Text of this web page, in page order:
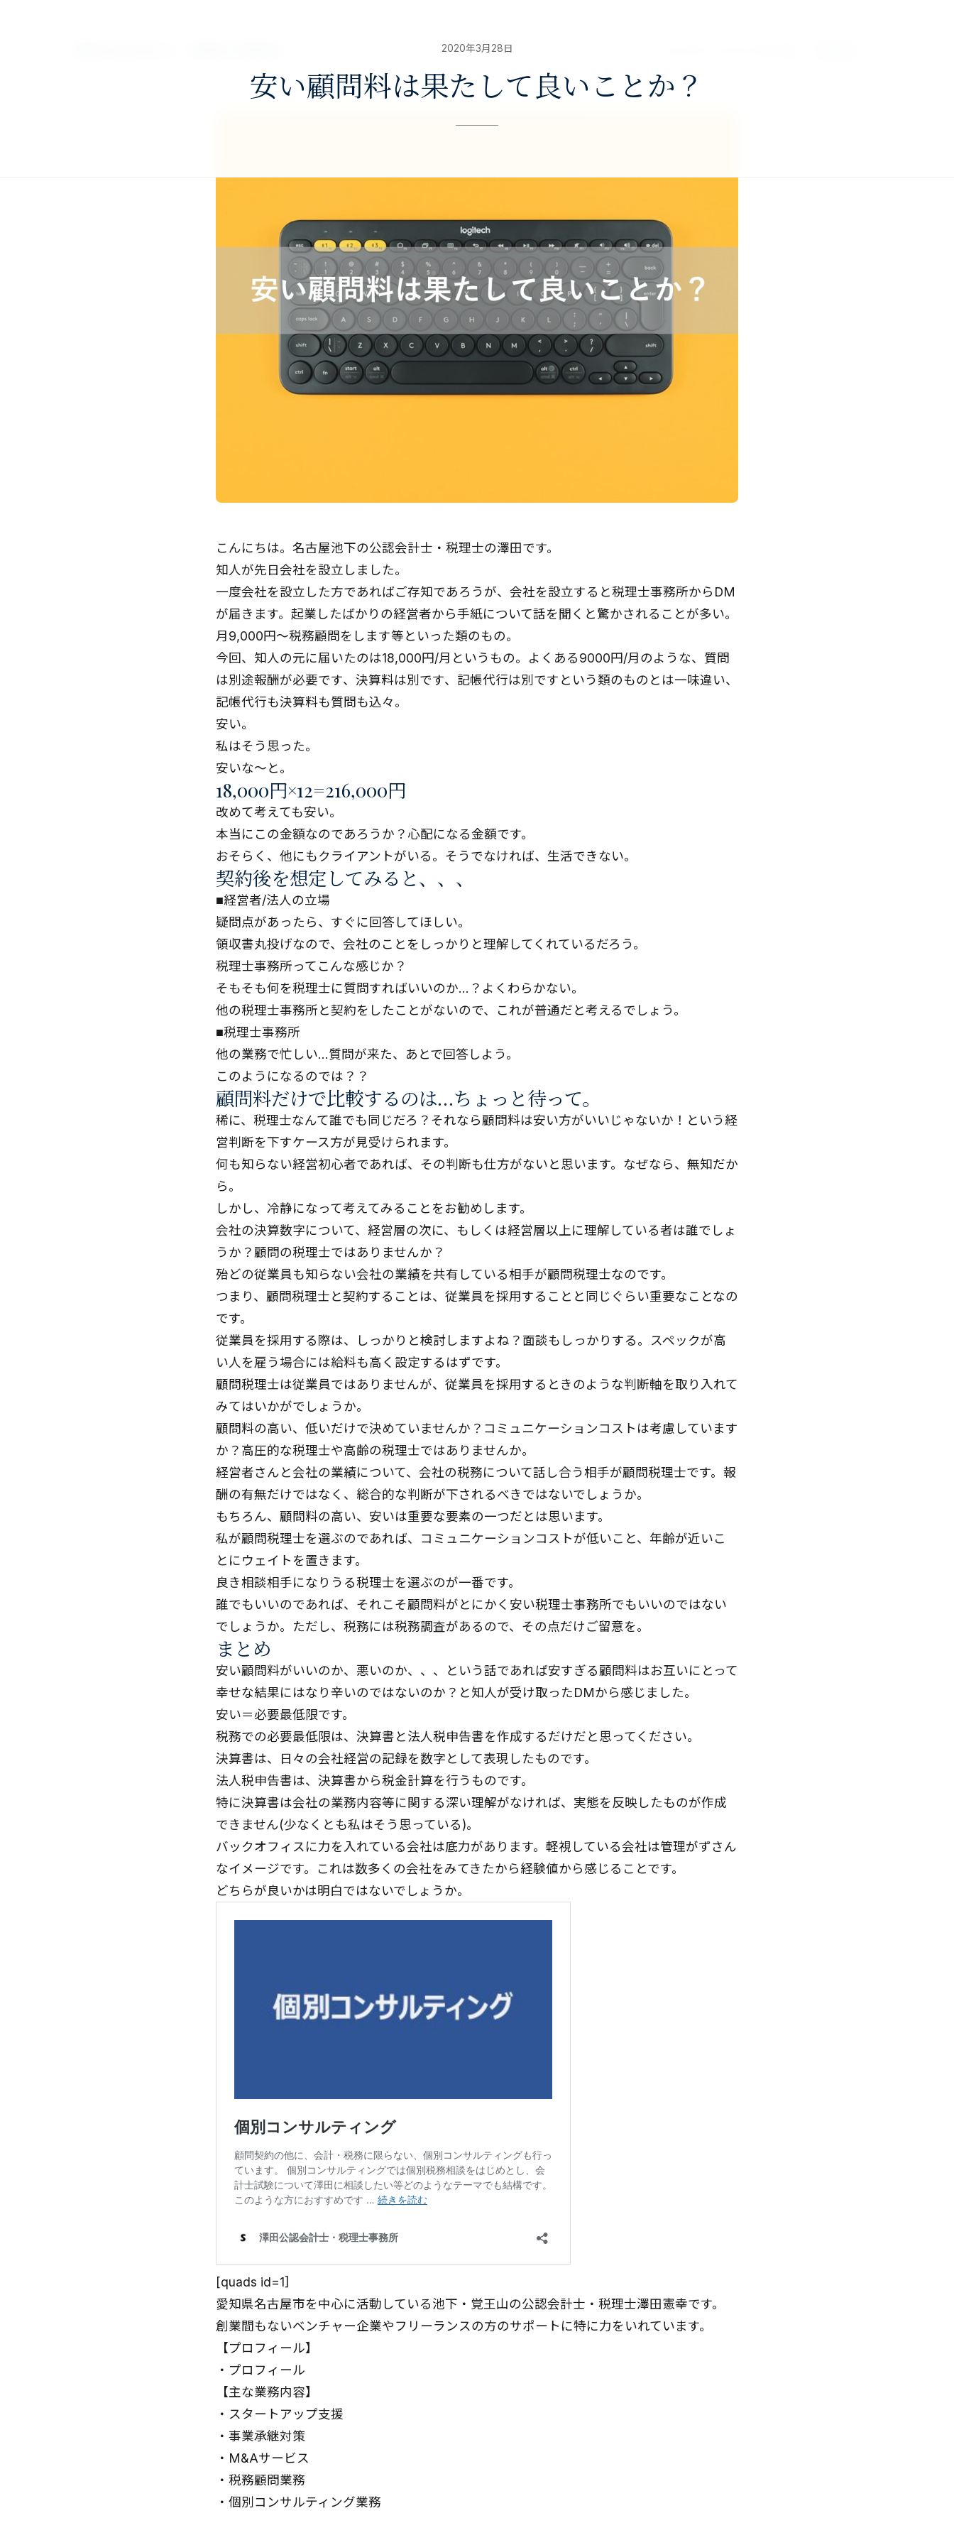
2020年3月28日
安い顧問料は果たして良いことか？
こんにちは。名古屋池下の公認会計士・税理士の澤田です。
知人が先日会社を設立しました。
一度会社を設立した方であればご存知であろうが、会社を設立すると税理士事務所からDM
が届きます。起業したばかりの経営者から手紙について話を聞くと驚かされることが多い。
月9,000円～税務顧問をします等といった類のもの。
今回、知人の元に届いたのは18,000円/月というもの。よくある9000円/月のような、質問
は別途報酬が必要です、決算料は別です、記帳代行は別ですという類のものとは一味違い、
記帳代行も決算料も質問も込々。
安い。
私はそう思った。
安いな～と。
18,000円×12=216,000円
改めて考えても安い。
本当にこの金額なのであろうか？心配になる金額です。
おそらく、他にもクライアントがいる。そうでなければ、生活できない。
契約後を想定してみると、、、
■経営者/法人の立場
疑問点があったら、すぐに回答してほしい。
領収書丸投げなので、会社のことをしっかりと理解してくれているだろう。
税理士事務所ってこんな感じか？
そもそも何を税理士に質問すればいいのか…？よくわらかない。
他の税理士事務所と契約をしたことがないので、これが普通だと考えるでしょう。
■税理士事務所
他の業務で忙しい…質問が来た、あとで回答しよう。
このようになるのでは？？
顧問料だけで比較するのは…ちょっと待って。
稀に、税理士なんて誰でも同じだろ？それなら顧問料は安い方がいいじゃないか！という経
営判断を下すケース方が見受けられます。
何も知らない経営初心者であれば、その判断も仕方がないと思います。なぜなら、無知だか
ら。
しかし、冷静になって考えてみることをお勧めします。
会社の決算数字について、経営層の次に、もしくは経営層以上に理解している者は誰でしょ
うか？顧問の税理士ではありませんか？
殆どの従業員も知らない会社の業績を共有している相手が顧問税理士なのです。
つまり、顧問税理士と契約することは、従業員を採用することと同じぐらい重要なことなの
です。
従業員を採用する際は、しっかりと検討しますよね？面談もしっかりする。スペックが高
い人を雇う場合には給料も高く設定するはずです。
顧問税理士は従業員ではありませんが、従業員を採用するときのような判断軸を取り入れて
みてはいかがでしょうか。
顧問料の高い、低いだけで決めていませんか？コミュニケーションコストは考慮しています
か？高圧的な税理士や高齢の税理士ではありませんか。
経営者さんと会社の業績について、会社の税務について話し合う相手が顧問税理士です。報
酬の有無だけではなく、総合的な判断が下されるべきではないでしょうか。
もちろん、顧問料の高い、安いは重要な要素の一つだとは思います。
私が顧問税理士を選ぶのであれば、コミュニケーションコストが低いこと、年齢が近いこ
とにウェイトを置きます。
良き相談相手になりうる税理士を選ぶのが一番です。
誰でもいいのであれば、それこそ顧問料がとにかく安い税理士事務所でもいいのではない
でしょうか。ただし、税務には税務調査があるので、その点だけご留意を。
まとめ
安い顧問料がいいのか、悪いのか、、、という話であれば安すぎる顧問料はお互いにとって
幸せな結果にはなり辛いのではないのか？と知人が受け取ったDMから感じました。
安い＝必要最低限です。
税務での必要最低限は、決算書と法人税申告書を作成するだけだと思ってください。
決算書は、日々の会社経営の記録を数字として表現したものです。
法人税申告書は、決算書から税金計算を行うものです。
特に決算書は会社の業務内容等に関する深い理解がなければ、実態を反映したものが作成
できません(少なくとも私はそう思っている)。
バックオフィスに力を入れている会社は底力があります。軽視している会社は管理がずさん
なイメージです。これは数多くの会社をみてきたから経験値から感じることです。
どちらが良いかは明白ではないでしょうか。
[quads id=1]
愛知県名古屋市を中心に活動している池下・覚王山の公認会計士・税理士澤田憲幸です。
創業間もないベンチャー企業やフリーランスの方のサポートに特に力をいれています。
【プロフィール】
・ プロフィール
【主な業務内容】
・ スタートアップ支援
・ 事業承継対策
・ M&Aサービス
・ 税務顧問業務
・ 個別コンサルティング業務